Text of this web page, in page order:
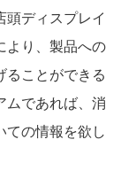
ディスプレイ
より、製品への
ることができる
ムであれば、消
ての情報を欲し